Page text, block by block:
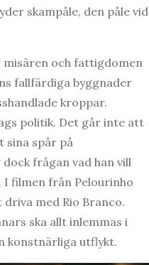
skampåle, den påle vid
misären och fattigdomen
fallfärdiga byggnader
kroppar.
politik. Det går inte att
sina spår på
frågan vad han vill
I filmen från Pelourinho
med Rio Branco.
ska allt inlemmas i
konstnärliga utflykt.